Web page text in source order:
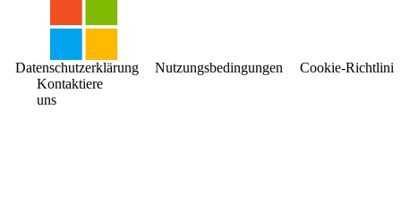
Kontaktiere
uns
Datenschutzerklärung Nutzungsbedingungen Cookie-Richtlinie